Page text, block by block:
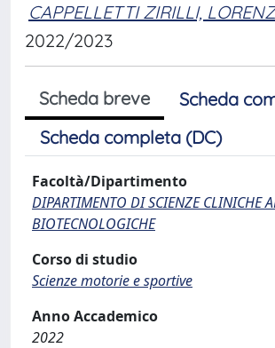
CAPPELLETTI ZIRILLI,
2022/2023
Scheda breve
Scheda
Scheda completa (DC)
Facoltà/Dipartimento
DIPARTIMENTO DI SCIENZE CLINICHE
BIOTECNOLOGICHE
Corso di studio
Scienze motorie e sportive
Anno Accademico
2022